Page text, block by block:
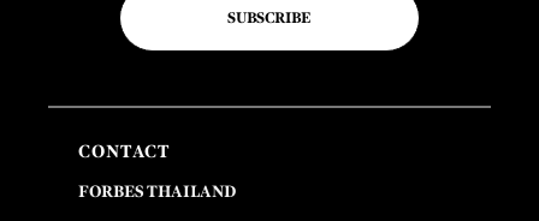
SUBSCRIBE
CONTACT
FORBES THAILAND